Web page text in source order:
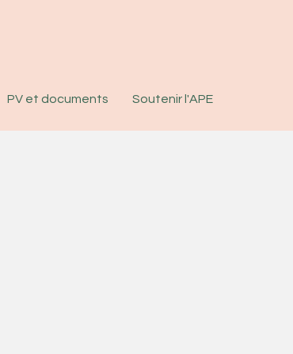
PV et documents Soutenir l'APE